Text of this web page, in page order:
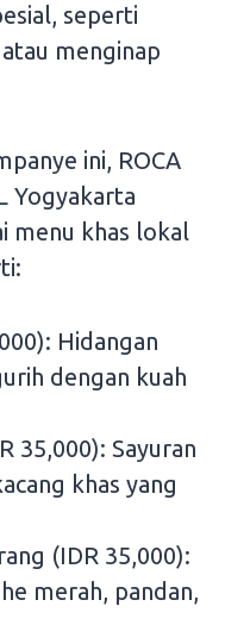
seperti
menginap
ini, ROCA
Yogyakarta
menu khas lokal
Hidangan
dengan kuah
35,000): Sayuran
khas yang
(IDR 35,000):
merah, pandan,